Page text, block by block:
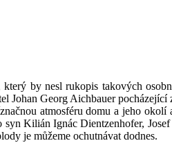
by nesl rukopis takových
Georg Aichbauer
atmosféru domu a jeho
Kilián Ignác Dientzenhofer,
je můžeme ochutnávat dodnes.